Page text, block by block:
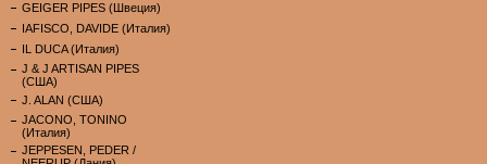
GEIGER PIPES (Швеция)
IAFISCO, DAVIDE (Италия)
IL DUCA (Италия)
J & J ARTISAN PIPES
(США)
J. ALAN (США)
JACONO, TONINO
(Италия)
JEPPESEN, PEDER /